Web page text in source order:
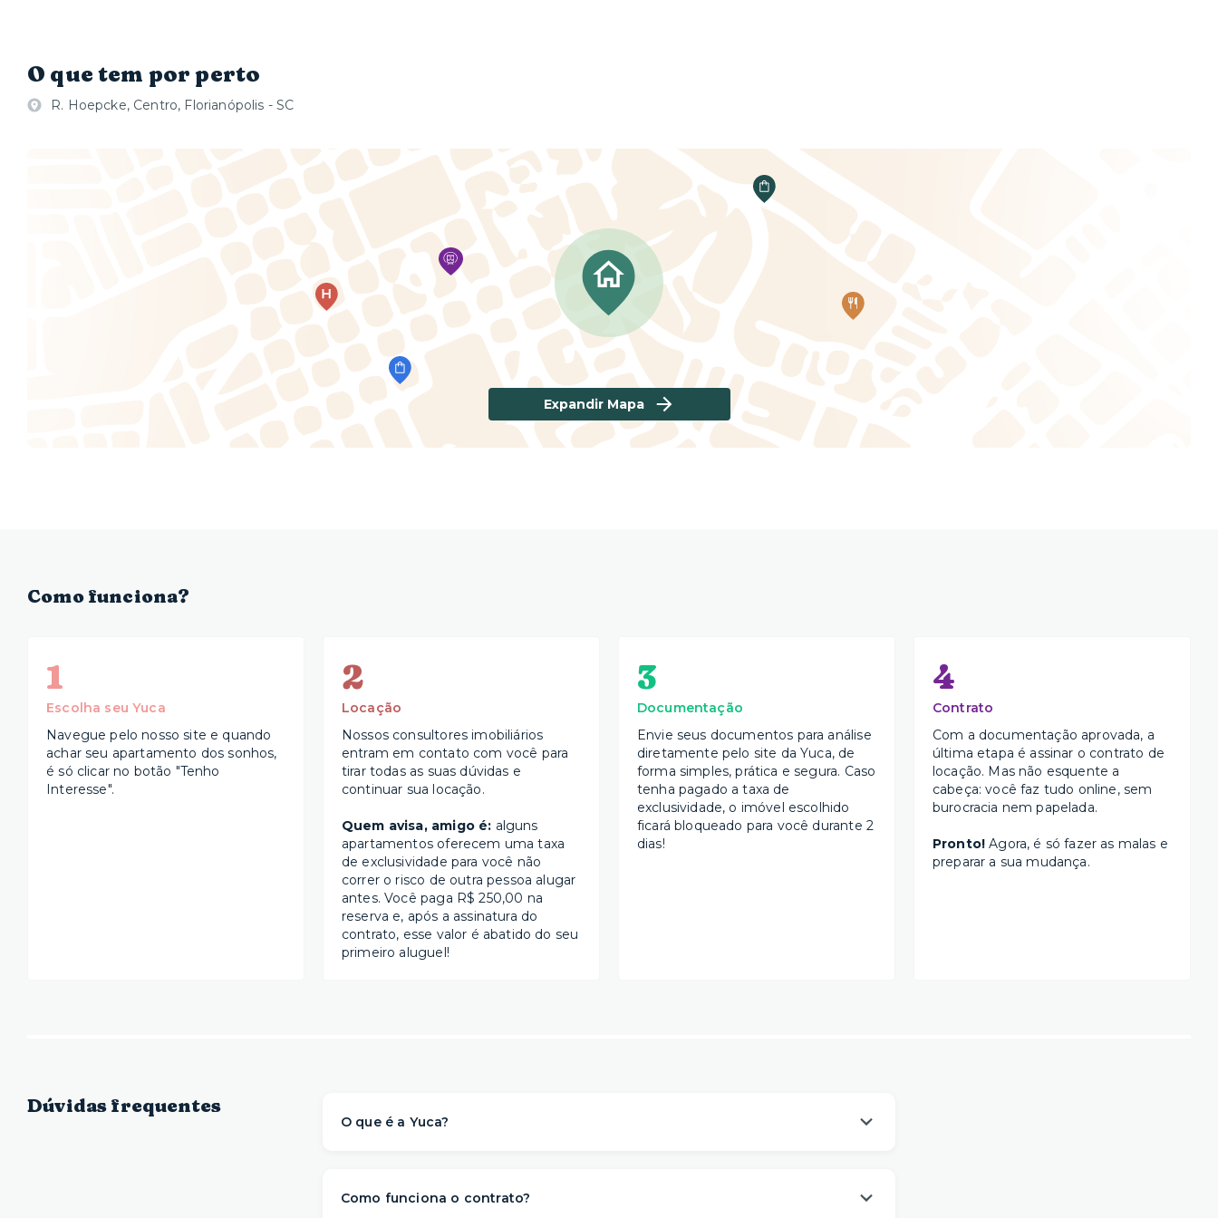
O que tem por perto
R. Hoepcke, Centro, Florianópolis - SC
Expandir Mapa
Como funciona?
1
Escolha seu Yuca
Navegue pelo nosso site e quando
achar seu apartamento dos sonhos,
é só clicar no botão "Tenho
Interesse".
2
Locação
Nossos consultores imobiliários
entram em contato com você para
tirar todas as suas dúvidas e
continuar sua locação.
Quem avisa, amigo é: alguns
apartamentos oferecem uma taxa
de exclusividade para você não
correr o risco de outra pessoa alugar
antes. Você paga R$ 250,00 na
reserva e, após a assinatura do
contrato, esse valor é abatido do seu
primeiro aluguel!
3
Documentação
Envie seus documentos para análise
diretamente pelo site da Yuca, de
forma simples, prática e segura. Caso
tenha pagado a taxa de
exclusividade, o imóvel escolhido
ficará bloqueado para você durante 2
dias!
4
Contrato
Com a documentação aprovada, a
última etapa é assinar o contrato de
locação. Mas não esquente a
cabeça: você faz tudo online, sem
burocracia nem papelada.
Pronto! Agora, é só fazer as malas e
preparar a sua mudança.
Dúvidas frequentes
O que é a Yuca?
com maisconveniência, conforto e flexibilidade – e isso começa antes da sua
Como funciona o contrato?